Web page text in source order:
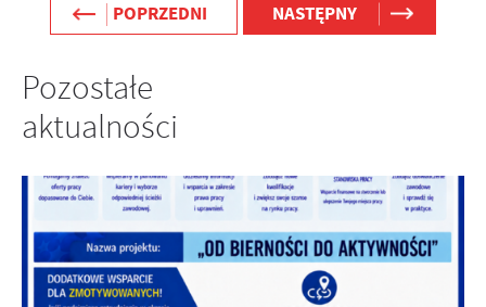
POPRZEDNI
NASTĘPNY
Pozostałe
aktualności